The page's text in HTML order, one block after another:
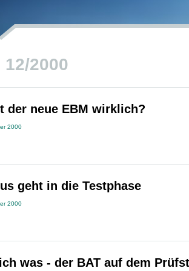
2000
der neue EBM wirklich?
2000
geht in die Testphase
2000
was - der BAT auf dem